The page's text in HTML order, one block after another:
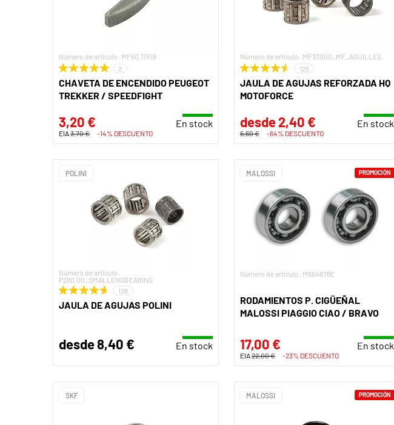
Número de artículo: MF60.17518
2
CHAVETA DE ENCENDIDO PEUGEOT
TREKKER / SPEEDFIGHT
3,20 € En stock
EIA 3,70 € -14% DESCUENTO
Número de artículo: MF33000_MF_AGUILLES
125
JAULA DE AGUJAS REFORZADA HQ
MOTOFORCE
desde 2,40 € En stock
6,60 € -64% DESCUENTO
POLINI
Número de artículo:
P280.00_SMALLENDBEARING
128
JAULA DE AGUJAS POLINI
desde 8,40 € En stock
MALOSSI
Número de artículo: M664678E
RODAMIENTOS P. CIGÜEÑAL
MALOSSI PIAGGIO CIAO / BRAVO
17,00 € En stock
EIA22,00 € -23% DESCUENTO
PROMOCIÓN
SKF MALOSSI PROMOCIÓN